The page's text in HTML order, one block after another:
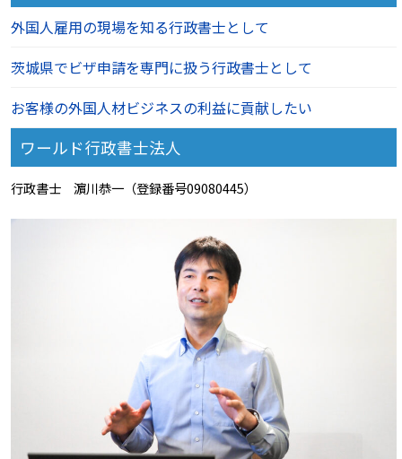
外国人雇用の現場を知る行政書士として
茨城県でビザ申請を専門に扱う行政書士として
お客様の外国人材ビジネスの利益に貢献したい
ワールド行政書士法人
行政書士 濵川恭一（登録番号09080445）